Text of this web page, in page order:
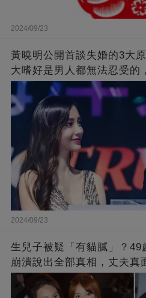
2024/09/23
黃曉明公開首談失婚的3大
大嗜好是男人都無法忍受的
不到那麼嚴重！
2024/09/23
生兒子被疑「有貓膩」？49
崩潰說出全部真相，丈夫真